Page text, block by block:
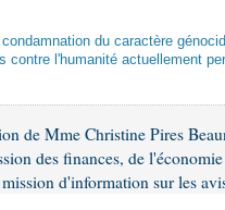
du caractère
l'humanité actuellement
de Mme Christine Pires
des finances, de
d'information sur les